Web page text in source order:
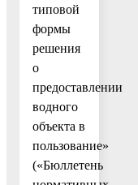
типовой
формы
решения
о
предоставлении
водного
объекта в
пользование»
(«Бюллетень